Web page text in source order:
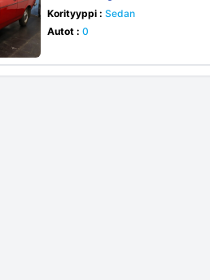
Korityyppi : Sedan
Autot : 0